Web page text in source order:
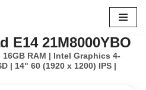
E14 21M8000YBO
RAM | Intel Graphics 4-
| 14" 60 (1920 x 1200) IPS |